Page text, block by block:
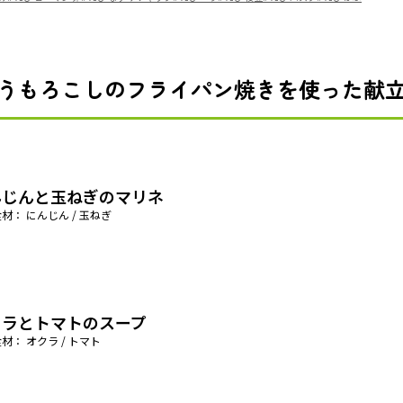
もろこしのフライパン焼きを使った献
んと玉ねぎのマリネ
材： にんじん / 玉ねぎ
とトマトのスープ
材： オクラ / トマト